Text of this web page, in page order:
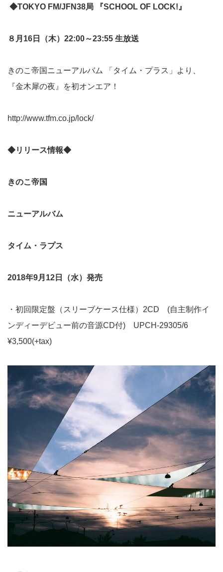
◆TOKYO FM/JFN38局 『SCHOOL OF LOCK!』
８月16日（木）22:00～23:55 生放送
きのこ帝国ニューアルバム 「タイム・プラス」より、
『金木犀の夜』を初オンエア！
http://www.tfm.co.jp/lock/
◆リリース情報◆
きのこ帝国
ニューアルバム
タイム・ラプス
2018年9月12日（水）発売
・初回限定盤（スリーブケース仕様）2CD (自主制作イ
ンディーデビュー前の音源CD付) UPCH-29305/6
¥3,500(+tax)